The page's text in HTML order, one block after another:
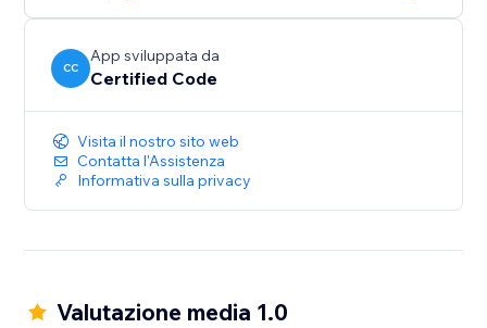
CC
App sviluppata da
Certified Code
Visita il nostro sito web
Contatta l'Assistenza
Informativa sulla privacy
Valutazione media 1.0